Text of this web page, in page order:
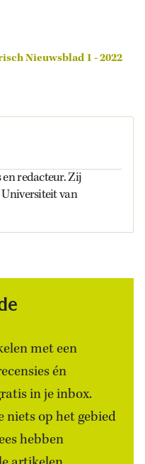
Nieuwsblad 1 - 2022
redacteur. Zij
Universiteit van
met een
én
in je inbox.
niets op het gebied
hebben